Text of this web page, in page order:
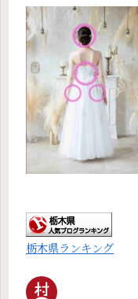
栃木県ランキング